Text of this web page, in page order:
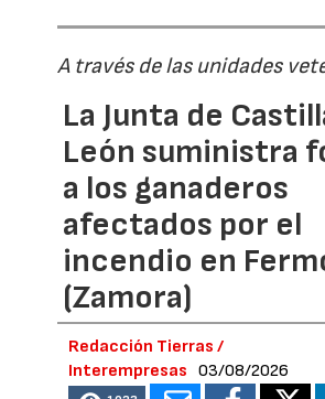
A través de las unidades
La Junta de
León suministra
a los ganaderos
afectados por el
incendio en
(Zamora)
Redacción Tierras /
Interempresas
03/08/2026